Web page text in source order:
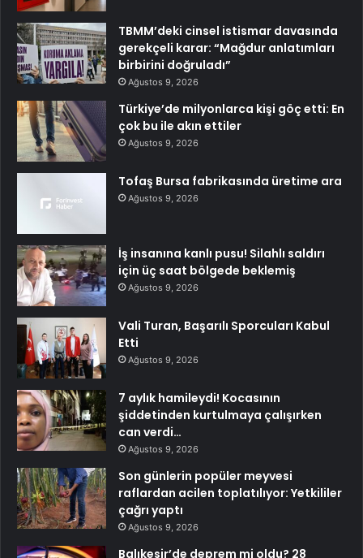
TBMM’deki cinsel istismar davasında
gerekçeli karar: “Mağdur anlatımları
birbirini doğruladı”
Ağustos 9, 2026
Türkiye’de milyonlarca kişi göç etti: En
çok bu ile akın ettiler
Ağustos 9, 2026
Tofaş Bursa fabrikasında üretime ara
Ağustos 9, 2026
İş insanına kanlı pusu! Silahlı saldırı
için üç saat bölgede beklemiş
Ağustos 9, 2026
Vali Turan, Başarılı Sporcuları Kabul
Etti
Ağustos 9, 2026
7 aylık hamileydi! Kocasının
şiddetinden kurtulmaya çalışırken
can verdi…
Ağustos 9, 2026
Son günlerin popüler meyvesi
raflardan acilen toplatılıyor: Yetkililer
çağrı yaptı
Ağustos 9, 2026
Balıkesir’de deprem mi oldu? 28